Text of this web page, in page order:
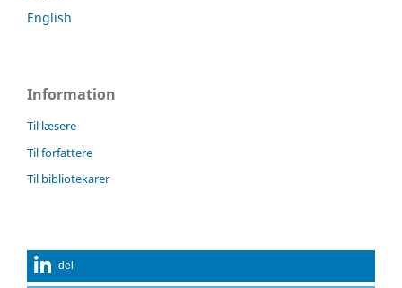
English
Information
Til læsere
Til forfattere
Til bibliotekarer
del